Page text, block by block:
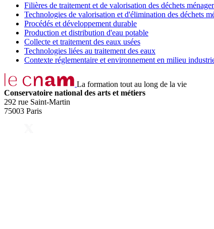
Filières de traitement et de valorisation des déchets
Technologies de valorisation et d'élimination des déchets
Procédés et développement durable
Production et distribution d'eau potable
Collecte et traitement des eaux usées
Technologies liées au traitement des eaux
Contexte réglementaire et environnement en milieu
La formation tout au long de la vie
Conservatoire national des arts et métiers
292 rue Saint-Martin
75003 Paris